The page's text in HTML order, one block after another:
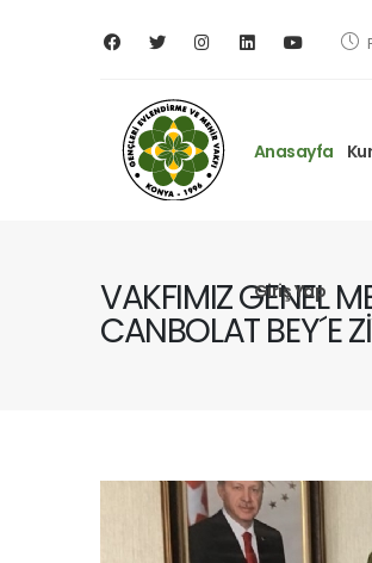
Anasayfa
Giriş Yap
VAKFIMIZ GENEL
CANBOLAT BEY´E